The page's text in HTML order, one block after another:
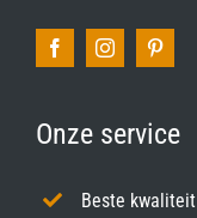
Onze service
Beste kwaliteit